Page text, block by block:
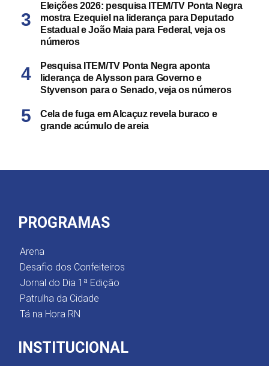
Eleições 2026: pesquisa ITEM/TV Ponta Negra
mostra Ezequiel na liderança para Deputado
Estadual e João Maia para Federal, veja os
números
Pesquisa ITEM/TV Ponta Negra aponta
liderança de Alysson para Governo e
Styvenson para o Senado, veja os números
Cela de fuga em Alcaçuz revela buraco e
grande acúmulo de areia
PROGRAMAS
Arena
Desafio dos Confeiteiros
Jornal do Dia 1ª Edição
Patrulha da Cidade
Tá na Hora RN
INSTITUCIONAL